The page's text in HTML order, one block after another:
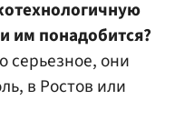
им понадобится?
серьезное, они
в Ростов или